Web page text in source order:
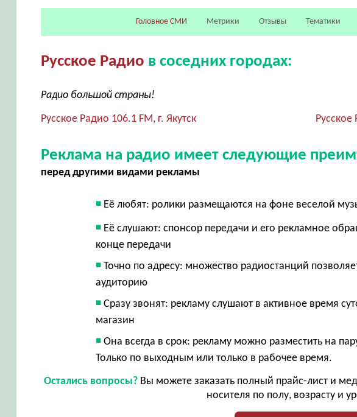
Головное СМИ Метрики Отзывы Тематики
Русское Радио в соседних городах:
Радио большой страны!
Русское Радио 106.1 FM, г. Якутск
Реклама на радио имеет следующие
перед другими видами рекламы
Её любят: ролики размещаются на фоне веселой
Её слушают: спонсор передачи и его рекламное
конце передачи
Точно по адресу: множество радиостанций
аудиторию
Сразу звонят: рекламу слушают в активное время
магазин
Она всегда в срок: рекламу можно разместить на
Только по выходным или только в рабочее время.
Остались вопросы? Вы можете заказать полный прайс-лист и
носителя по полу, возрасту и